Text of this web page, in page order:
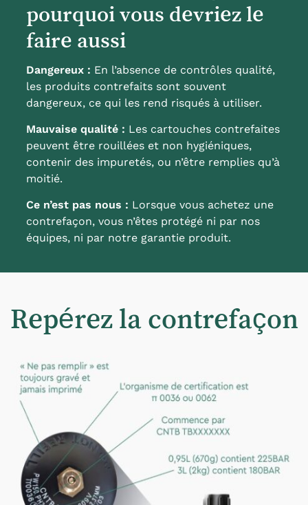
pourquoi vous devriez le
faire aussi
Dangereux : En l’absence de contrôles qualité,
les produits contrefaits sont souvent
dangereux, ce qui les rend risqués à utiliser.
Mauvaise qualité : Les cartouches contrefaites
peuvent être rouillées et non hygiéniques,
contenir des impuretés, ou n’être remplies qu’à
moitié.
Ce n’est pas nous : Lorsque vous achetez une
contrefaçon, vous n’êtes protégé ni par nos
équipes, ni par notre garantie produit.
Repérez la contrefaçon